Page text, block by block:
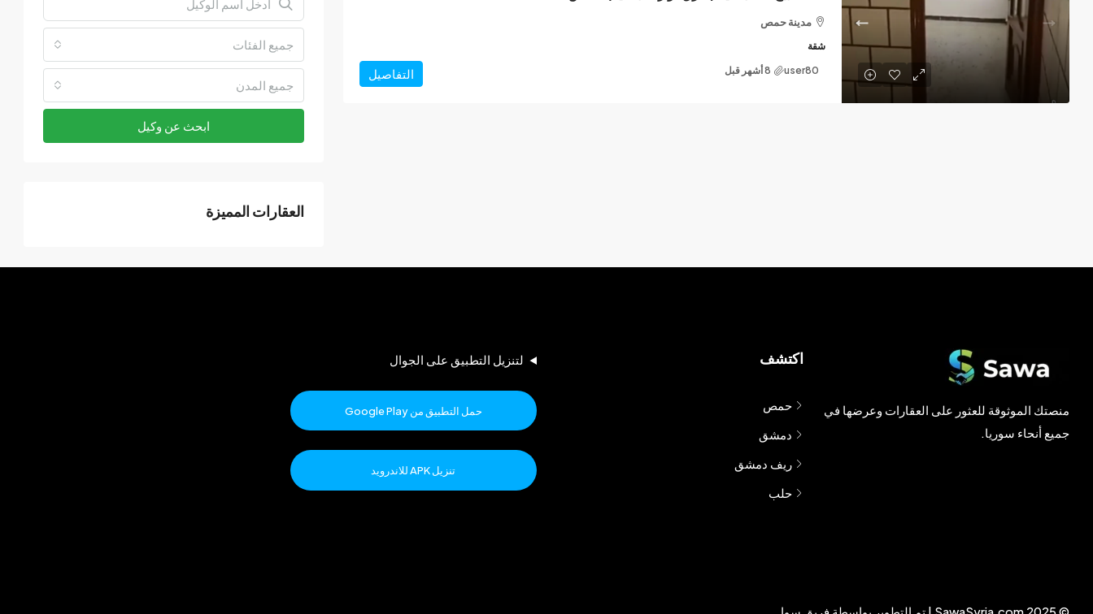
مدينة حمص
شقة
التفاصيل user80
جميع الفئات
جميع المدن
ابحث عن وكيل
العقارات المميزة
منصتك الموثوقة للعثور على العقارات وعرضها في
جميع أنحاء سوريا.
اكتشف
حمص
دمشق
ريف دمشق
حلب
لتنزيل التطبيق على الجوال
حمل التطبيق من Google Play
تنزيل APK للاندرويد